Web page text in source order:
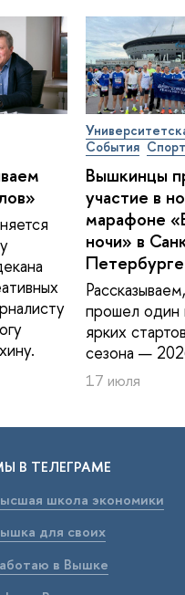
События
Вышкинцы
участие в
марафоне
ночи» в
Петербурге
прошел один
ярких
сезона —
17 июля
В ТЕЛЕГРАМЕ
школа экономики
для своих
в Вышке